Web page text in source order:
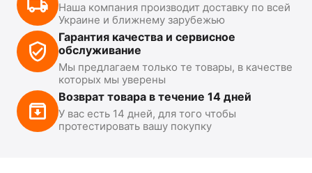
Наша компания производит доставку по всей
Украине и ближнему зарубежью
Гарантия качества и сервисное
обслуживание
Мы предлагаем только те товары, в качестве
которых мы уверены
Возврат товара в течение 14 дней
У вас есть 14 дней, для того чтобы
протестировать вашу покупку